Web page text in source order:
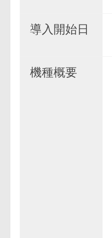
導入開始日
機種概要